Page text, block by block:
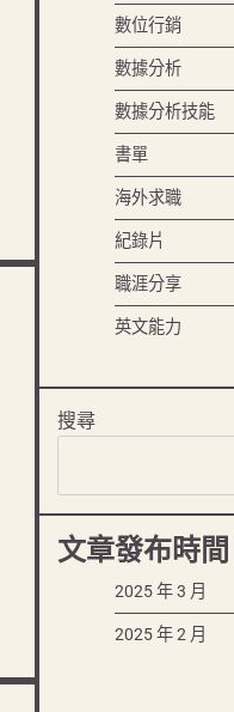
數位行銷
數據分析
數據分析技能
書單
海外求職
紀錄片
職涯分享
英文能力
搜尋
文章發布時間
2025 年 3 月
2025 年 2 月